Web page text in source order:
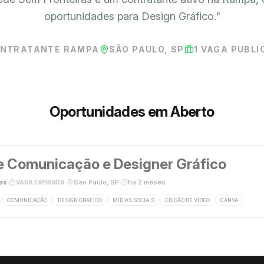
oportunidades para Design Gráfico."
RAMPA SÃO PAULO, SP 1 VAGA
Oportunidades em Aberto
Comunicação e Designer Gráfico
VAGA EXPIRADA São Paulo, SP há 2 meses
COMUNICAÇÃO DESIGN GRÁFICO MÍDIAS SOCIAIS EDIÇÃO DE VÍDEO CANVA